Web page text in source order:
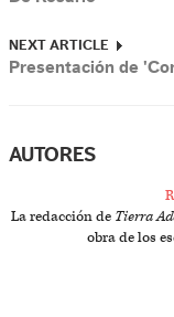
NEXT ARTICLE
Presentación de
AUTORES
La redacción de Tierra
obra de los